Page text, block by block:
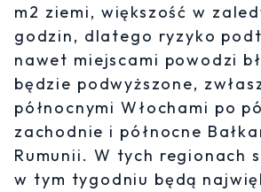
m2 ziemi, większość w
godzin, dlatego ryzyko
nawet miejscami powodzi
będzie podwyższone,
północnymi Włochami po
zachodnie i północne
Rumunii. W tych regionach
w tym tygodniu będą